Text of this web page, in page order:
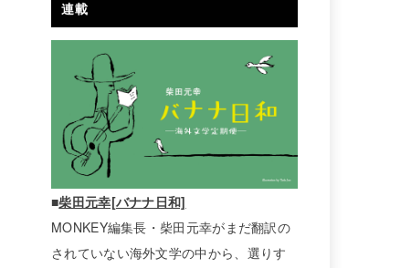
連載
■柴田元幸[バナナ日和]
MONKEY編集長・柴田元幸がまだ翻訳の
されていない海外文学の中から、選りす